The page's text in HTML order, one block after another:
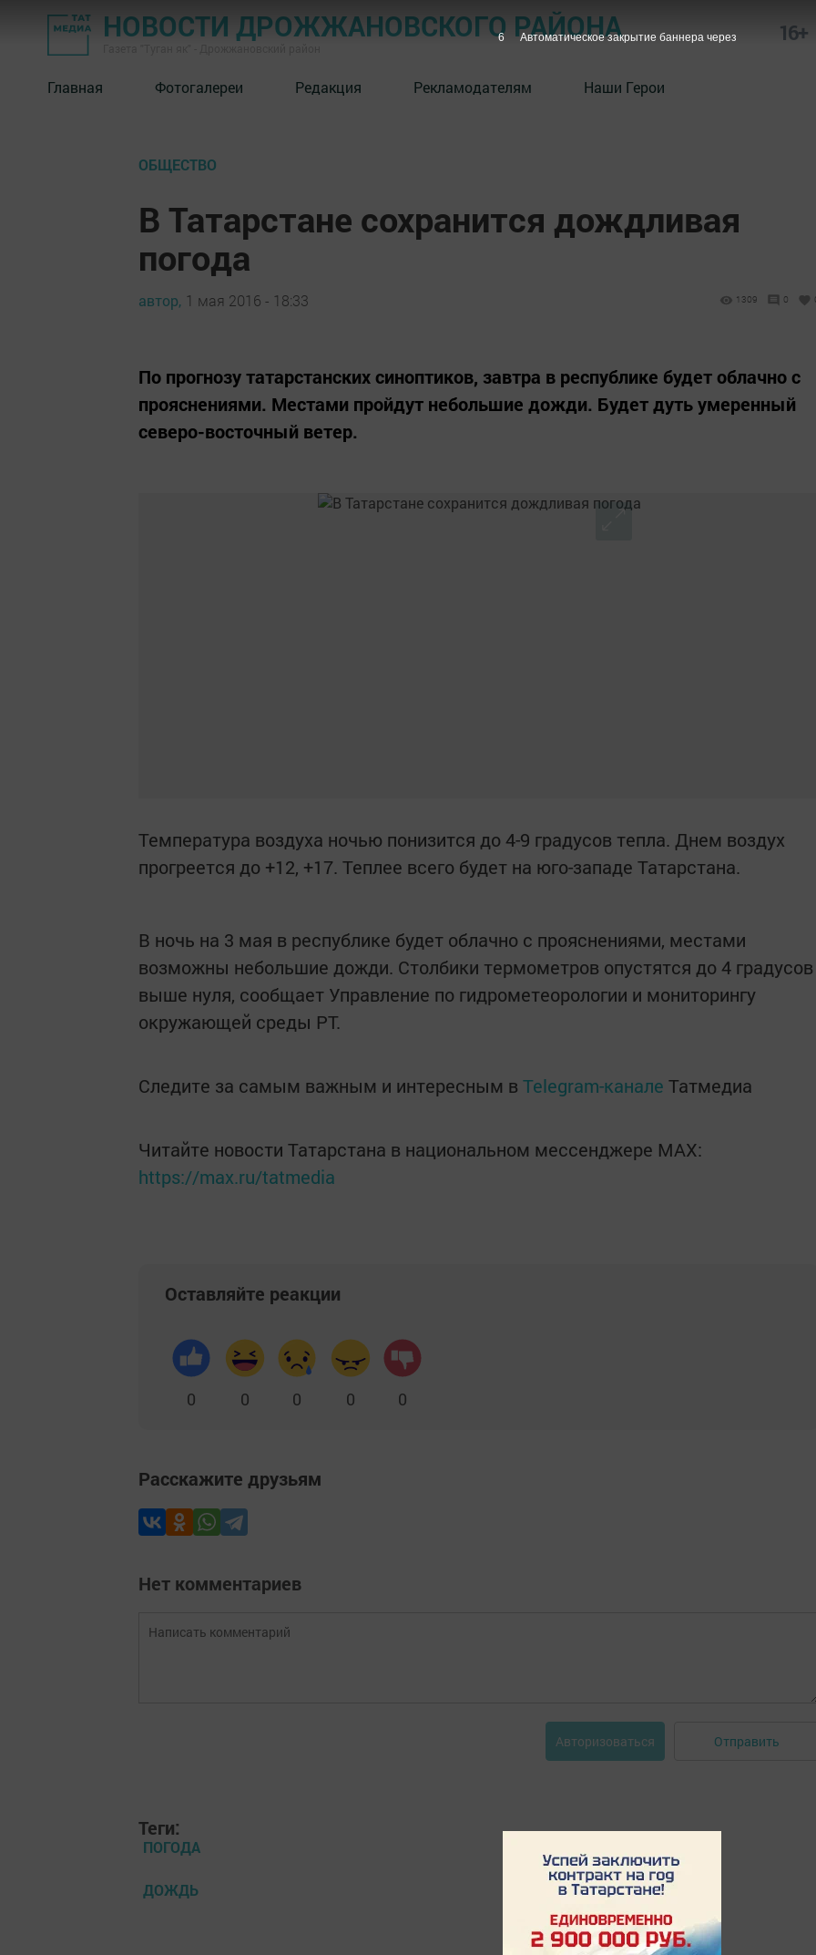
НОВОСТИ ДРОЖЖАНОВСКОГО РАЙОНА 16+
Главная Фотогалереи Редакция Рекламодателям Наши Герои
ОБЩЕСТВО
В Татарстане сохранится дождливая
погода
автор, 1 мая 2016 - 18:33 1309 0
По прогнозу татарстанских синоптиков, завтра в республике будет облачно с
прояснениями. Местами пройдут небольшие дожди. Будет дуть умеренный
северо-восточный ветер.
Температура воздуха ночью понизится до 4-9 градусов тепла. Днем воздух
прогреется до +12, +17. Теплее всего будет на юго-западе Татарстана.
В ночь на 3 мая в республике будет облачно с прояснениями, местами
возможны небольшие дожди. Столбики термометров опустятся до 4 градусов
выше нуля, сообщает Управление по гидрометеорологии и мониторингу
окружающей среды РТ.
Следите за самым важным и интересным в Telegram-канале Татмедиа
Читайте новости Татарстана в национальном мессенджере MАХ:
https://max.ru/tatmedia
Оставляйте реакции
0 0 0 0 0
Расскажите друзьям
Нет комментариев
Авторизоваться Отправить
Теги:
ПОГОДА
ДОЖДЬ
5 Автоматическое закрытие баннера через